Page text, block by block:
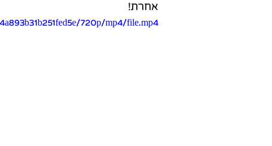
אחרת!
720p/mp4/file.mp4